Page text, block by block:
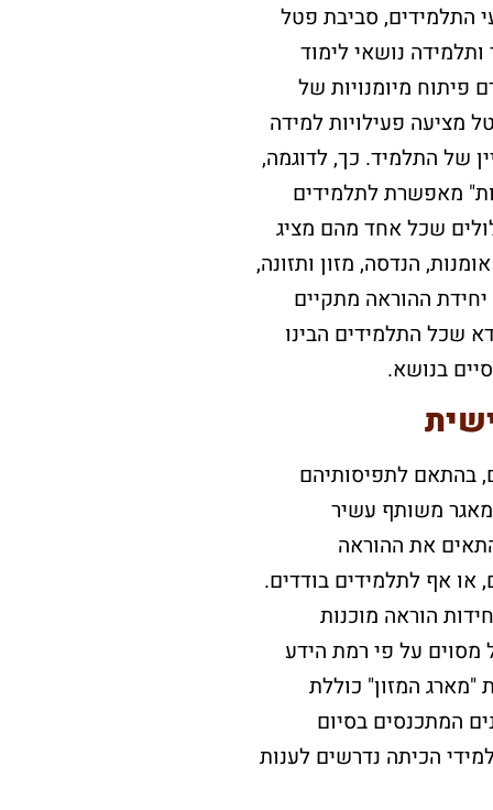
התלמידים, סביבת פטל
נושאי לימוד
פיתוח מיומנויות של
מציעה פעילויות למידה
של התלמיד. כך, לדוגמה,
מאפשרת לתלמידים
שכל אחד מהם מציג
הנדסה, מזון ותזונה,
ההוראה מתקיים
שכל התלמידים הבינו
בנושא.
בהתאם לתפיסותיהם
מאגר משותף עשיר
את ההוראה
או אף לתלמידים בודדים.
הוראה מוכנות
מסוים על פי רמת הידע
"מארג המזון" כוללת
המתכנסים בסיום
הכיתה נדרשים לענות